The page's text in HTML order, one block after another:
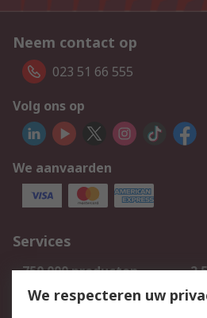
Neem contact op
023 51 66 555
Volg ons op
We aanvaarden
Services
750.000 producten
Bestellen
We respecteren uw